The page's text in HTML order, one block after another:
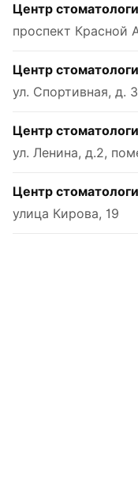
Центр
проспект Красной
Центр
ул. Спортивная, д. 3
Центр
ул. Ленина, д.2,
Центр
улица Кирова, 19